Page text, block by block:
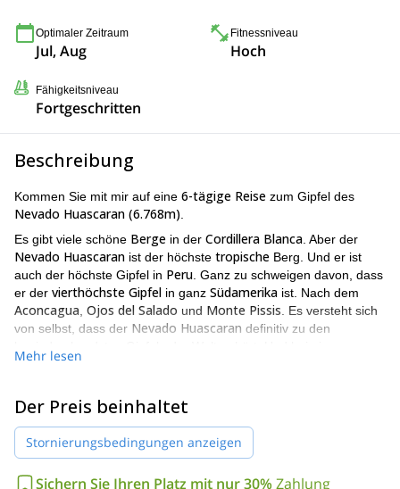
Optimaler Zeitraum
Jul, Aug
Fitnessniveau
Hoch
Fähigkeitsniveau
Fortgeschritten
Beschreibung
Kommen Sie mit mir auf eine 6-tägige Reise zum Gipfel des
Nevado Huascaran (6.768m)
Es gibt viele schöne Berge in der Cordillera Blanca . Aber der
Nevado Huascaran ist der höchste tropische Berg. Und er ist
auch der höchste Gipfel in Peru . Ganz zu schweigen davon, dass
er der vierthöchste Gipfel in ganz Südamerika ist. Nach dem
Aconcagua Ojos del Salado und Monte Pissis . Es versteht sich
von selbst, dass der Nevado Huascaran definitiv zu den
solchen Liste von Auszeichnungen ist es leicht zu verstehen,
Die Details des Aufstiegs lesen sich wie eine Legende. Wenn man
sie laut vorliest, klingen sie wie die Notizen eines Entdeckers auf
der Suche nachEl Dorado, dessen Geschichten als wilde Fiktion
abgetan werden. Ob es nun darum geht, durch einen magischen
Eukalyptuswaldzu wandern oder durch eine riesige
Mehr lesen
Der Preis beinhaltet
Stornierungsbedingungen anzeigen
Sichern Sie Ihren Platz mit nur 30%Zahlung